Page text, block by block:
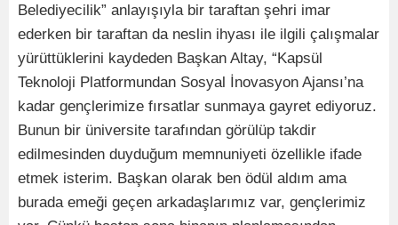
Belediyecilik” anlayışıyla bir taraftan şehri imar
ederken bir taraftan da neslin ihyası ile ilgili çalışmalar
yürüttüklerini kaydeden Başkan Altay, “Kapsül
Teknoloji Platformundan Sosyal İnovasyon Ajansı’na
kadar gençlerimize fırsatlar sunmaya gayret ediyoruz.
Bunun bir üniversite tarafından görülüp takdir
edilmesinden duyduğum memnuniyeti özellikle ifade
etmek isterim. Başkan olarak ben ödül aldım ama
burada emeği geçen arkadaşlarımız var, gençlerimiz